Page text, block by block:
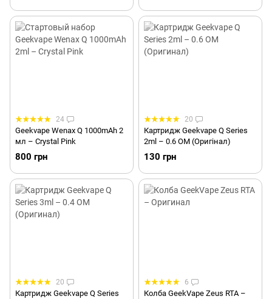
24
Geekvape Wenax Q 1000mAh 2
мл – Crystal Pink
800 грн
20
Картридж Geekvape Q Series
2ml – 0.6 ОМ (Оригінал)
130 грн
20
Картридж Geekvape Q Series
6
Колба GeekVape Zeus RTA –